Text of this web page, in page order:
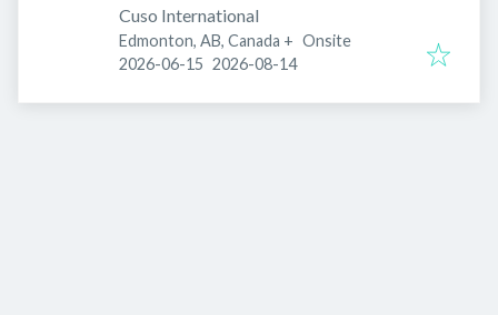
Cuso International
Edmonton, AB, Canada + Onsite
Published:
2026-06-15 Expires:
2026-08-14